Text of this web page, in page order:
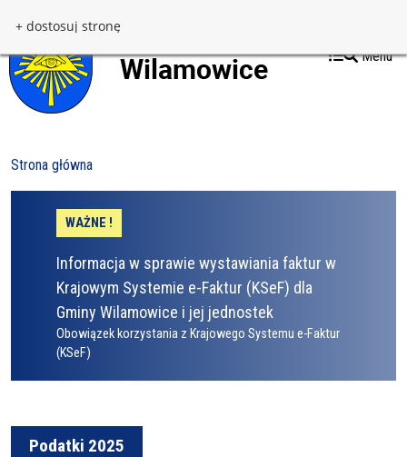
+ dostosuj stronę
Menu
Strona główna
WAŻNE !
Informacja w sprawie wystawiania faktur w
Krajowym Systemie e-Faktur (KSeF) dla
Gminy Wilamowice i jej jednostek
Obowiązek korzystania z Krajowego Systemu e-Faktur
(KSeF)
Podatki 2025